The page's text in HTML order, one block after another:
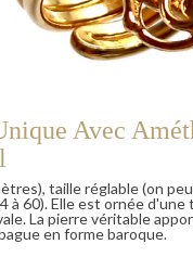
Avec
taille réglable (on
à 60). Elle est ornée d'une
La pierre véritable
en forme baroque.